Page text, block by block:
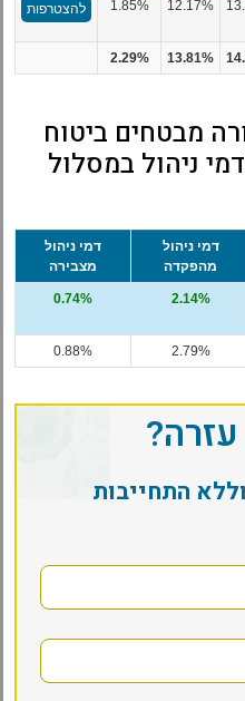
12.17%
1.85% להצטרפות
13.81%
2.29%
מבטחים ביטוח
ניהול במסלול
דמי ניהול
מהפקדה
דמי ניהול
מצבירה
2.14%
0.74%
2.79%
0.88%
התחייבות